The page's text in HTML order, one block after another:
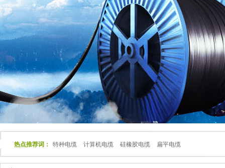
热点推荐词： 特种电缆 计算机电缆 硅橡胶电缆 扁平电缆